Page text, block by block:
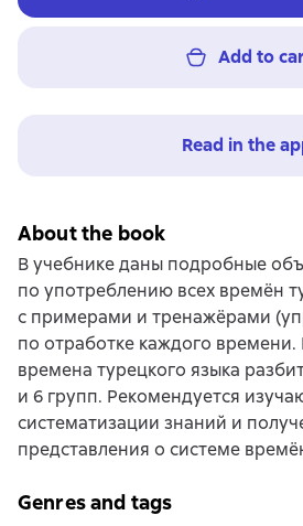
Add to
Read in the
About the book
В учебнике даны подробные
по употреблению всех времён
с примерами и тренажёрами
по отработке каждого
времена турецкого языка
и 6 групп. Рекомендуется
систематизации знаний и
представления о системе
Genres and tags